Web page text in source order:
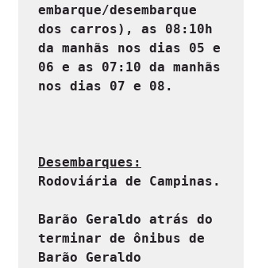
embarque/desembarque
dos carros), as 08:10h
da manhãs nos dias 05 e
06 e as 07:10 da manhãs
nos dias 07 e 08.
Desembarques:
Rodoviária de Campinas.
Barão Geraldo atrás do
terminar de ônibus de
Barão Geraldo